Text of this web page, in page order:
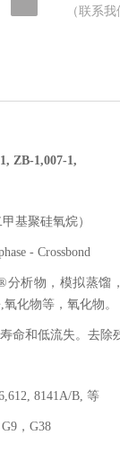
（联系
ZB-1,007-1,
基聚硅氧烷）
- Crossbond
分析物，模拟蒸
化物等，氧化物。
命和低流失。去除
8141A/B, 等
，G38